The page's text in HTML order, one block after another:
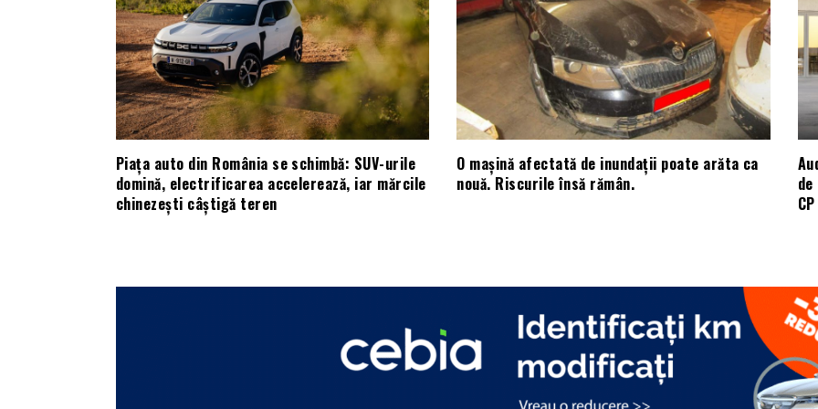
Piața auto din România se schimbă: SUV-urile
domină, electrificarea accelerează, iar mărcile
chinezești câștigă teren
O mașină afectată de inundații poate arăta ca
nouă. Riscurile însă rămân.